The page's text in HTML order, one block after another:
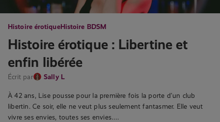
Histoire érotiqueHistoire BDSM
Histoire érotique : Libertine et
enfin libérée
Écrit par Sally L
À 42 ans, Lise pousse pour la première fois la porte d’un club
libertin. Ce soir, elle ne veut plus seulement fantasmer. Elle veut
vivre ses envies, toutes ses envies….